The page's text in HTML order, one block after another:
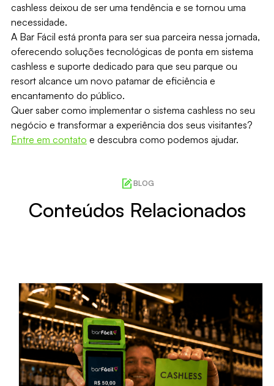
cashless deixou de ser uma tendência e se tornou uma
necessidade.
A Bar Fácil está pronta para ser sua parceira nessa jornada,
oferecendo soluções tecnológicas de ponta em sistema
cashless e suporte dedicado para que seu parque ou
resort alcance um novo patamar de eficiência e
encantamento do público.
Quer saber como implementar o sistema cashless no seu
negócio e transformar a experiência dos seus visitantes?
Entre em contato e descubra como podemos ajudar.
BLOG
Conteúdos Relacionados